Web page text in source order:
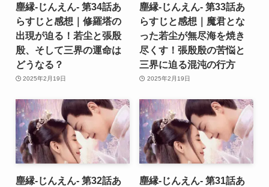
塵縁-じんえん- 第34話あ
らすじと感想｜修羅塔の
出現が迫る！若尘と張殷
殷、そして三界の運命は
どうなる？
2025年2月19日
塵縁-じんえん- 第33話あ
らすじと感想｜魔君とな
った若尘が無尽海を焼き
尽くす！張殷殷の苦悩と
三界に迫る混沌の行方
2025年2月19日
塵縁-じんえん- 第32話あ
塵縁-じんえん- 第31話あ